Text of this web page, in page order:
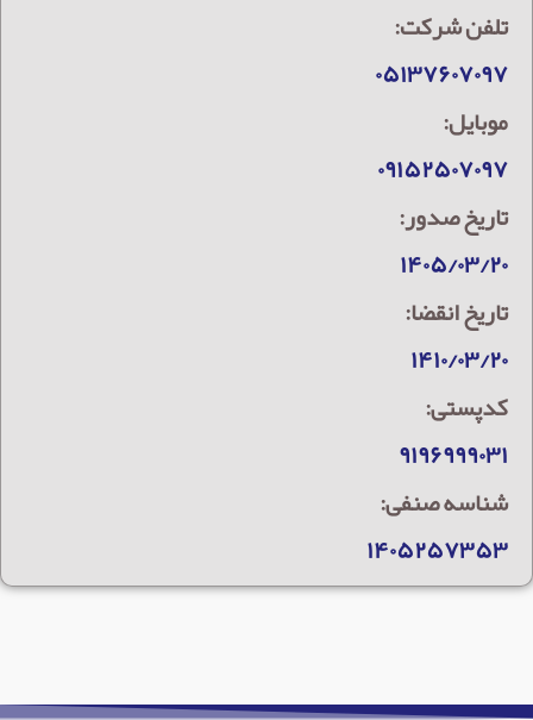
تلفن شرکت:
۰۵۱۳۷۶۰۷۰۹۷
موبایل:
۰۹۱۵۲۵۰۷۰۹۷
تاریخ صدور:
۱۴۰۵/۰۳/۲۰
تاریخ انقضا:
۱۴۱۰/۰۳/۲۰
کدپستی:
۹۱۹۶۹۹۹۰۳۱
شناسه صنفی:
۱۴۰۵۲۵۷۳۵۳